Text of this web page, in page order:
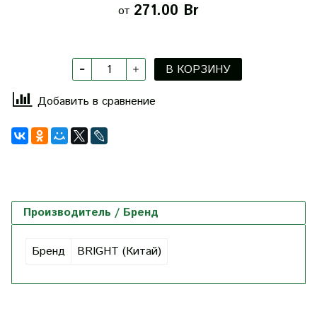
от 271.00 Br
В КОРЗИНУ
Добавить в сравнение
Производитель / Бренд
Бренд BRIGHT (Китай)